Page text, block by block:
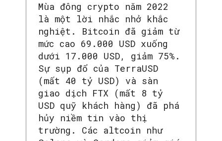
Mùa đông crypto năm 2022
là một lời nhắc nhở khắc
nghiệt. Bitcoin đã giảm từ
mức cao 69.000 USD xuống
dưới 17.000 USD, giảm 75%.
Sự sụp đổ của TerraUSD
(mất 40 tỷ USD) và sàn
giao dịch FTX (mất 8 tỷ
USD quỹ khách hàng) đã phá
hủy niềm tin vào thị
trường. Các altcoin như